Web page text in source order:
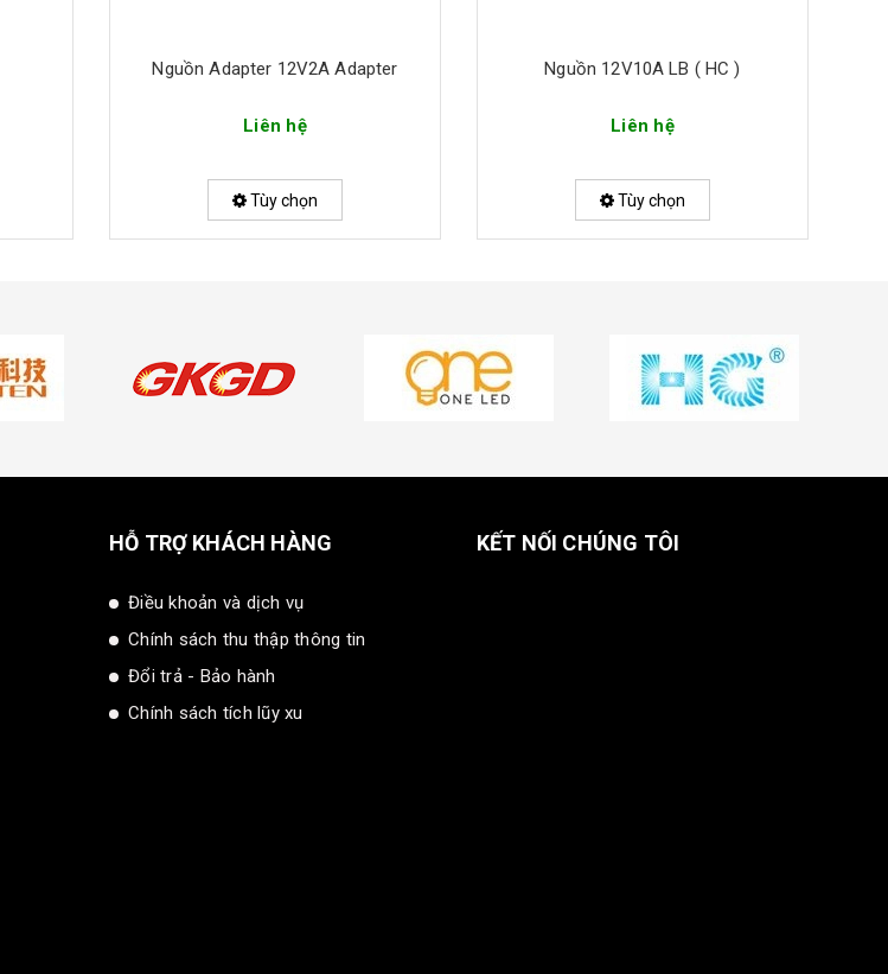
Nguồn Adapter 12V2A Adapter
Liên hệ
Tùy chọn
Nguồn 12V10A LB ( HC )
Liên hệ
Tùy chọn
HỖ TRỢ KHÁCH HÀNG
Điều khoản và dịch vụ
Chính sách thu thập thông tin
Đổi trả - Bảo hành
Chính sách tích lũy xu
KẾT NỐI CHÚNG TÔI